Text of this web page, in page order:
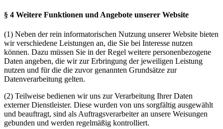
§ 4 Weitere Funktionen und Angebote unserer Website
(1) Neben der rein informatorischen Nutzung unserer Website bieten
wir verschiedene Leistungen an, die Sie bei Interesse nutzen
können. Dazu müssen Sie in der Regel weitere personenbezogene
Daten angeben, die wir zur Erbringung der jeweiligen Leistung
nutzen und für die die zuvor genannten Grundsätze zur
Datenverarbeitung gelten.
(2) Teilweise bedienen wir uns zur Verarbeitung Ihrer Daten
externer Dienstleister. Diese wurden von uns sorgfältig ausgewählt
und beauftragt, sind als Auftragsverarbeiter an unsere Weisungen
gebunden und werden regelmäßig kontrolliert.